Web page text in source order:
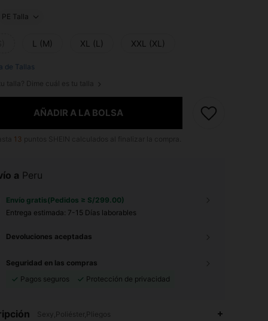
PE Talla
L (M) XL (L) XXL (XL)
de Tallas
tu talla? Dime cuál es tu talla
AÑADIR A LA BOLSA
13
a Peru
Envío gratis(Pedidos ≥ S/299.00)
Entrega estimada: 7-15 Días laborables
Devoluciones aceptadas
Seguridad en las compras
Pagos seguros
Protección de privacidad
Sexy,Poliéster,Pliegos